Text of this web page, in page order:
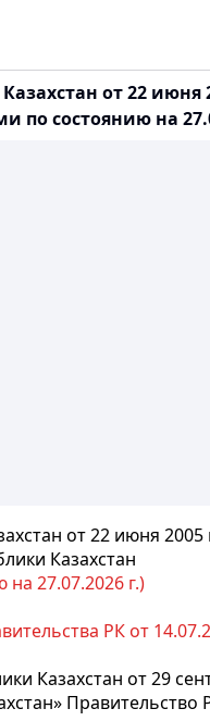
от 22
по состоянию на
от 22 июня
Казахстан
27.07.2026 г.)
РК от
Казахстан от 29
Правительство